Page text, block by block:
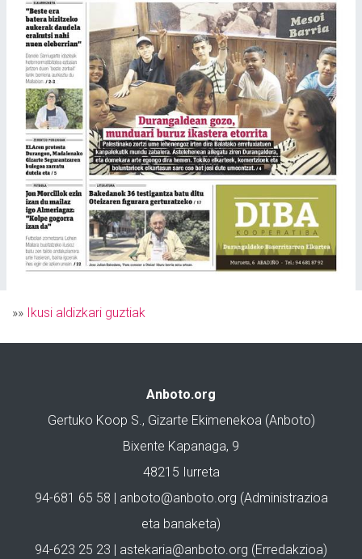
»» Ikusi aldizkari guztiak
Anboto.org
Gertuko Koop S., Gizarte Ekimenekoa (Anboto)
Bixente Kapanaga, 9
48215 Iurreta
94-681 65 58 | anboto@anboto.org (Administrazioa
eta banaketa)
94-623 25 23 | astekaria@anboto.org (Erredakzioa)